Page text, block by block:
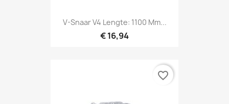
V-Snaar V4 Lengte: 1100 Mm...
€ 16,94
favorite_border